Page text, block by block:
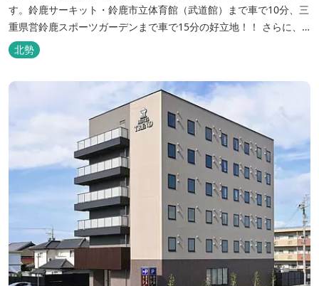
す。鈴鹿サーキット・鈴鹿市立体育館（武道館）まで車で10分、三
重県営鈴鹿スポーツガーデンまで車で15分の好立地！！ さらに、
全檜造り貸切風呂や各種サービスでお待ち致しております。
北勢